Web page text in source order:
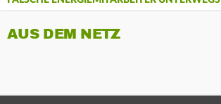
AUS DEM NETZ